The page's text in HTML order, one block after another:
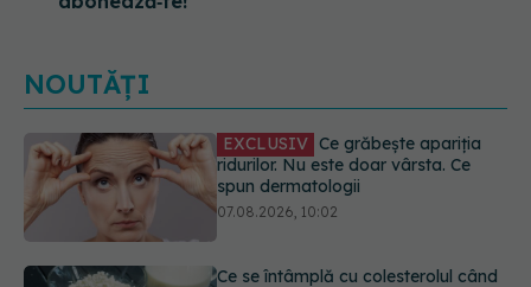
NOUTĂȚI
Ce se întâmplă cu colesterolul când
consumăm lactate integrale?
07.08.2026, 09:12